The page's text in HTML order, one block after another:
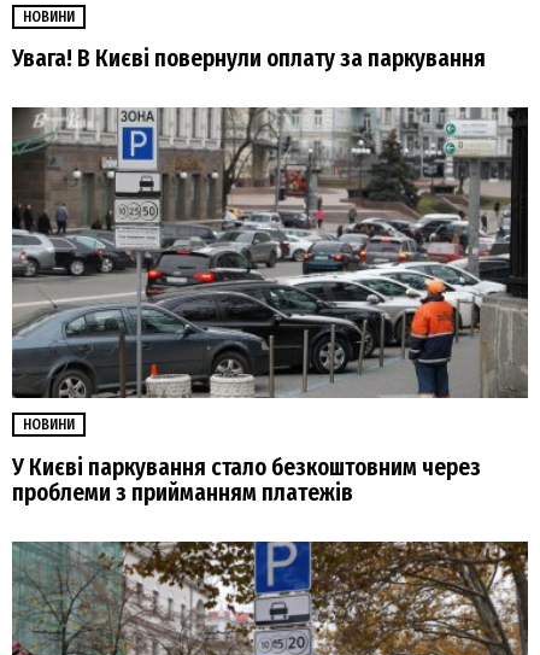
НОВИНИ
Увага! В Києві повернули оплату за паркування
НОВИНИ
У Києві паркування стало безкоштовним через
проблеми з прийманням платежів